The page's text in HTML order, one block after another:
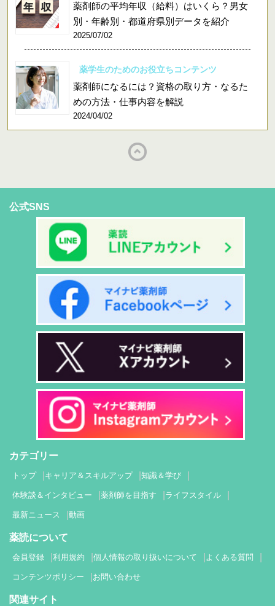
薬剤師の平均年収（給料）はいくら？男女
別・年齢別・都道府県別データを紹介
2025/07/02
薬学生のためのお役立ちコンテンツ
薬剤師になるには？資格の取り方・なるた
めの方法・仕事内容を解説
2024/04/02
公式SNS
カテゴリー
トップ キャリア＆スキルアップ 知識＆学び
体験談＆インタビュー 薬剤師を目指す ライフスタイル
最新ニュース 動画
薬読について
会員登録 利用規約 個人情報の取り扱いについて よくある質問
コンテンツポリシー お問い合わせ
関連サイト